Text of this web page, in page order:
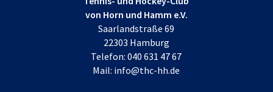
von Horn und Hamm e.V.
Saarlandstraße 69
22303 Hamburg
Telefon:040 631 47 67
Mail: info@thc-hh.de